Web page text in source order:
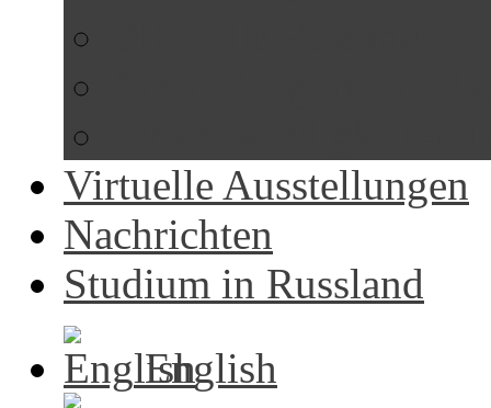
Virtuelle Ausstellungen
Nachrichten
Studium in Russland
English